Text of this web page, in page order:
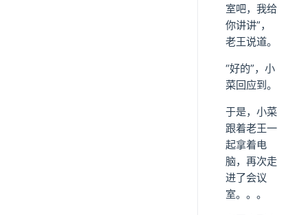
室吧，我给
你讲讲”，
老王说道。
“好的”，小
菜回应到。
于是，小菜
跟着老王一
起拿着电
脑，再次走
进了会议
室。。。